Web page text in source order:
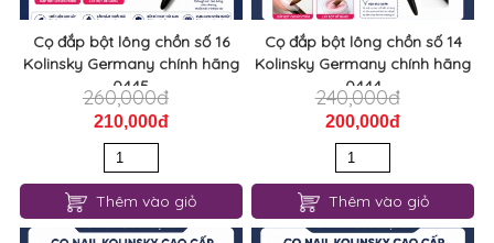
Cọ đắp bột lông chồn số 16
Kolinsky Germany chính hãng
0445
260,000đ
210,000đ
Thêm vào giỏ
Cọ đắp bột lông chồn số 14
Kolinsky Germany chính hãng
0444
240,000đ
200,000đ
Thêm vào giỏ